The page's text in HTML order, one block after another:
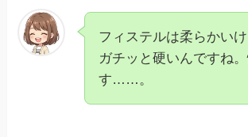
フィステルは柔らかい
ガチッと硬いんですね
す……。